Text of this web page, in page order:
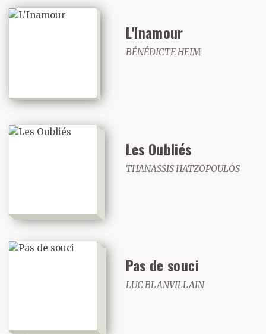
L'Inamour
BÉNÉDICTE HEIM
Les Oubliés
THANASSIS HATZOPOULOS
Pas de souci
LUC BLANVILLAIN